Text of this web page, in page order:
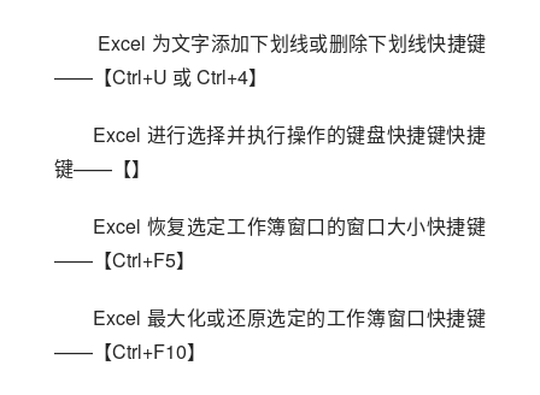
——【Ctrl+U 或 Ctrl+4】
Excel 进行选择并执行操作的键盘快捷键快捷
键——【】
Excel 恢复选定工作簿窗口的窗口大小快捷键
——【Ctrl+F5】
Excel 最大化或还原选定的工作簿窗口快捷键
——【Ctrl+F10】